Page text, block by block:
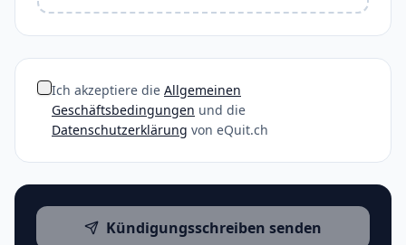
Ich akzeptiere die Allgemeinen
Geschäftsbedingungen und die
Datenschutzerklärung von eQuit.ch
Kündigungsschreiben senden